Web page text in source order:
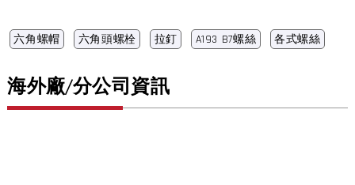
六角螺帽 六角頭螺栓 拉釘 A193 B7螺絲 各式螺絲
海外廠/分公司資訊